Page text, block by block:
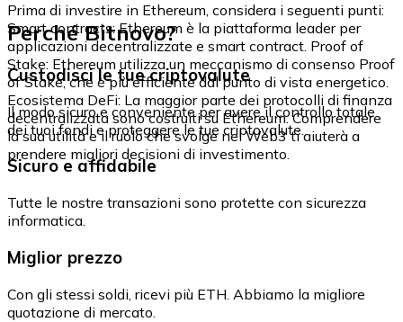
Prima di investire in Ethereum, considera i seguenti punti:
Smart contracts: Ethereum è la piattaforma leader per
applicazioni decentralizzate e smart contract. Proof of
Stake: Ethereum utilizza un meccanismo di consenso Proof
of Stake, che è più efficiente dal punto di vista energetico.
Ecosistema DeFi: La maggior parte dei protocolli di finanza
decentralizzata sono costruiti su Ethereum. Comprendere
la sua utilità e il ruolo che svolge nel Web3 ti aiuterà a
prendere migliori decisioni di investimento.
Perché Bitnovo?
Custodisci le tue criptovalute
Il modo sicuro e conveniente per avere il controllo totale
dei tuoi fondi e proteggere le tue criptovalute.
Sicuro e affidabile
Tutte le nostre transazioni sono protette con sicurezza
informatica.
Miglior prezzo
Con gli stessi soldi, ricevi più ETH. Abbiamo la migliore
quotazione di mercato.